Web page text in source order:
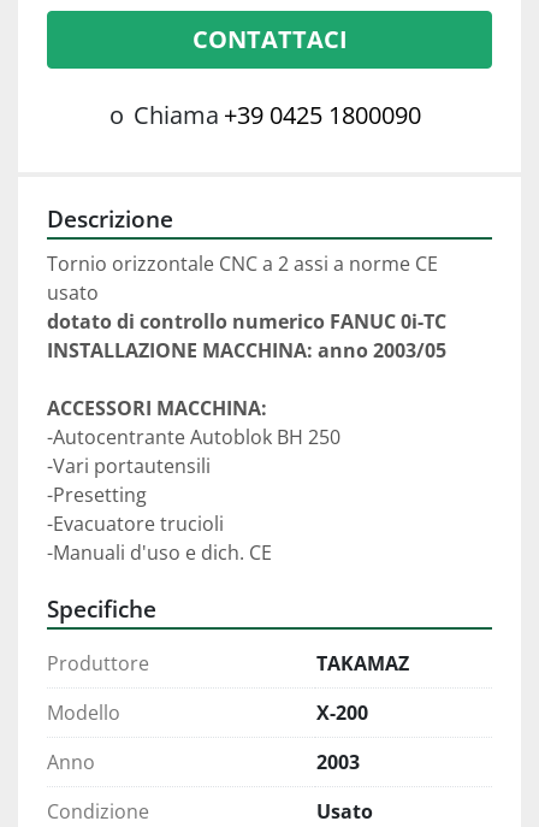
CONTATTACI
o Chiama +39 0425 1800090
Descrizione
Tornio orizzontale CNC a 2 assi a norme CE
usato
dotato di controllo numerico FANUC 0i-TC
INSTALLAZIONE MACCHINA: anno 2003/05
ACCESSORI MACCHINA:
-Autocentrante Autoblok BH 250
-Vari portautensili
-Presetting
-Evacuatore trucioli
-Manuali d'uso e dich. CE
Specifiche
Produttore
TAKAMAZ
Modello
X-200
Anno
2003
Condizione
Usato